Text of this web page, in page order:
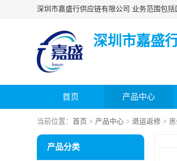
深圳市嘉盛
首页 产品中心
当前位置： 首页 > 产品中心 > 退运返修 >
产品分类